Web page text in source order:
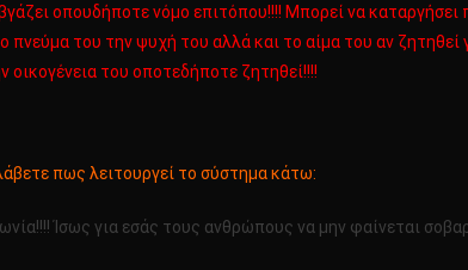
οπουδήποτε νόμο επιτόπου!!!! Μπορεί να καταργήσει
του την ψυχή του αλλά και το αίμα του αν ζητηθεί
του οποτεδήποτε ζητηθεί!!!!
πως λειτουργεί το σύστημα κάτω:
Ίσως για εσάς τους ανθρώπους να μην φαίνεται